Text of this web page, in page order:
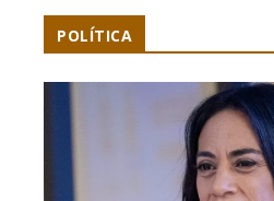
POLÍTICA